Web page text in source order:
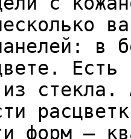
в
Есть
из
форм –